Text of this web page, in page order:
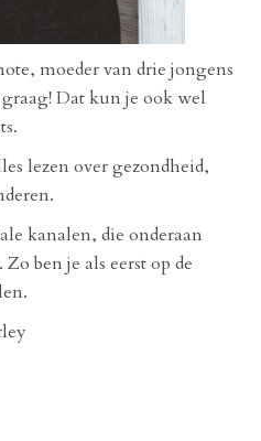
moeder van drie jongens
Dat kun je ook wel
lezen over gezondheid,
kanalen, die onderaan
ben je als eerst op de